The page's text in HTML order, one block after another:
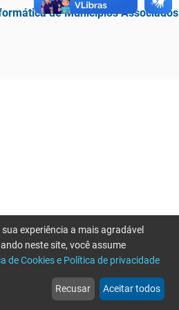
de Municípios Associados
web
Notícias
more_horiz
Mais
experiência a mais agradável
neste site, você assume
de Cookies e Política de privacidade
Recusar Aceitar todos
por favor tente novamente